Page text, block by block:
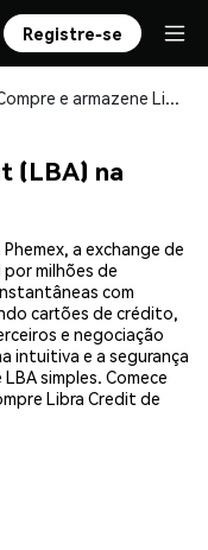
Registre-se
Compre e armazene Libra Credit (LBA) com segurança
(LBA) na
a exchange de
milhões de
com
cartões de crédito,
e negociação
intuitiva e a segurança
simples. Comece
Libra Credit de